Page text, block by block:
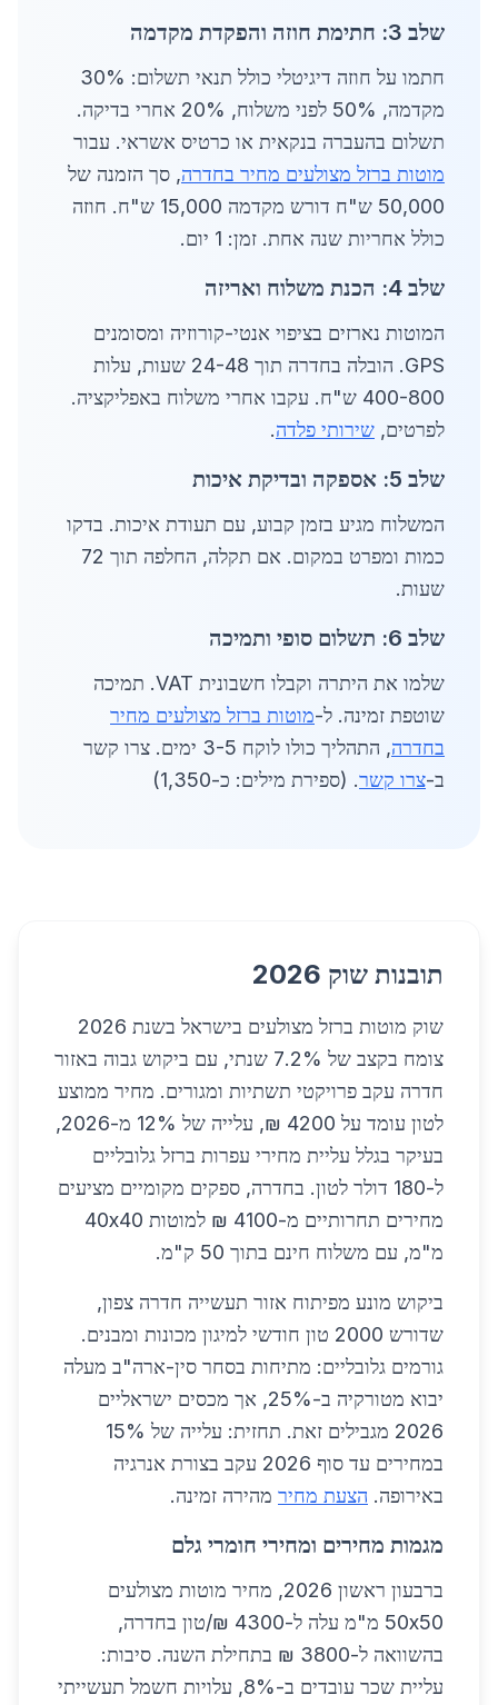
שלב 3: חתימת חוזה והפקדת מקדמה
חתמו על חוזה דיגיטלי כולל תנאי תשלום: 30%
מקדמה, 50% לפני משלוח, 20% אחרי בדיקה.
תשלום בהעברה בנקאית או כרטיס אשראי. עבור
מוטות ברזל מצולעים מחיר בחדרה, סך הזמנה של
50,000 ש"ח דורש מקדמה 15,000 ש"ח. חוזה
כולל אחריות שנה אחת. זמן: 1 יום.
שלב 4: הכנת משלוח ואריזה
המוטות נארזים בציפוי אנטי-קורוזיה ומסומנים
GPS. הובלה בחדרה תוך 24-48 שעות, עלות
400-800 ש"ח. עקבו אחרי משלוח באפליקציה.
לפרטים, שירותי פלדה.
שלב 5: אספקה ובדיקת איכות
המשלוח מגיע בזמן קבוע, עם תעודת איכות. בדקו
כמות ומפרט במקום. אם תקלה, החלפה תוך 72
שעות.
שלב 6: תשלום סופי ותמיכה
שלמו את היתרה וקבלו חשבונית VAT. תמיכה
שוטפת זמינה. ל-מוטות ברזל מצולעים מחיר
בחדרה
, התהליך כולו לוקח 3-5 ימים. צרו קשר
ב-צרו קשר. (ספירת מילים: כ-1,350)
תובנות שוק 2026
שוק מוטות ברזל מצולעים בישראל בשנת 2026
צומח בקצב של 7.2% שנתי, עם ביקוש גבוה באזור
חדרה עקב פרויקטי תשתיות ומגורים. מחיר ממוצע
לטון עומד על 4200 ₪, עלייה של 12% מ-2026,
בעיקר בגלל עליית מחירי עפרות ברזל גלובליים
ל-180 דולר לטון. בחדרה, ספקים מקומיים מציעים
מחירים תחרותיים מ-4100 ₪ למוטות 40x40
מ"מ, עם משלוח חינם בתוך 50 ק"מ.
ביקוש מונע מפיתוח אזור תעשייה חדרה צפון,
שדורש 2000 טון חודשי למיגון מכונות ומבנים.
גורמים גלובליים: מתיחות בסחר סין-ארה"ב מעלה
יבוא מטורקיה ב-25%, אך מכסים ישראליים
2026 מגבילים זאת. תחזית: עלייה של 15%
במחירים עד סוף 2026 עקב בצורת אנרגיה
באירופה. הצעת מחיר מהירה זמינה.
מגמות מחירים ומחירי חומרי גלם
ברבעון ראשון 2026, מחיר מוטות מצולעים
50x50 מ"מ עלה ל-4300 ₪/טון בחדרה,
בהשוואה ל-3800 ₪ בתחילת השנה. סיבות:
עליית שכר עובדים ב-8%, עלויות חשמל תעשייתי